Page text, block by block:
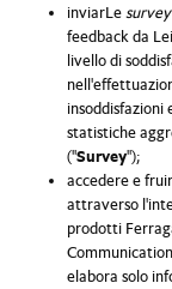
inviarLesurvey
feedback da
livello di
insoddisfazioni
statistiche
("Survey");
accedere e
attraverso
prodotti
elabora solo